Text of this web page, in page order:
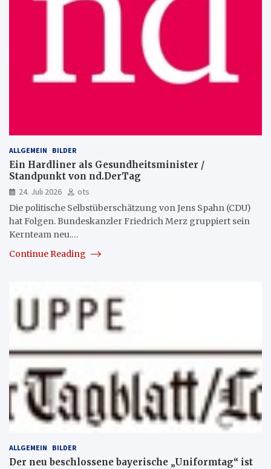
ALLGEMEIN BILDER
Ein Hardliner als Gesundheitsminister /
Standpunkt von nd.DerTag
24. Juli 2026
ots
Die politische Selbstüberschätzung von Jens Spahn (CDU)
hat Folgen. Bundeskanzler Friedrich Merz gruppiert sein
Kernteam neu.…
Continue Reading
ALLGEMEIN BILDER
Der neu beschlossene bayerische „Uniformtag“ ist